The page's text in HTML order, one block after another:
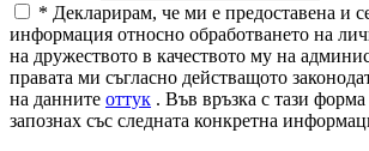
* Декларирам, че ми е предоставена и
информация относно обработването на
на дружеството в качеството му на
правата ми съгласно действащото
на данните оттук . Във връзка с тази форма
запознах със следната конкретна